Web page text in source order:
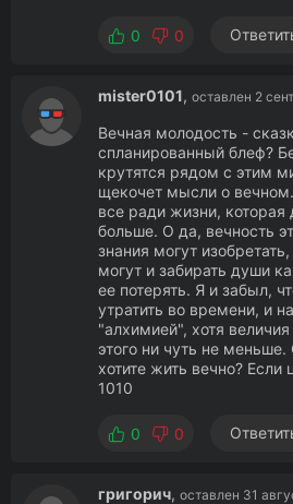
0 0
mister0101, оставлен 2
Вечная молодость -
спланированный блеф?
крутятся рядом с этим
щекочет мысли о
все ради жизни, которая
больше. О да, вечность
знания могут
могут и забирать души
ее потерять. Я и забыл,
утратить во времени, и
"алхимией", хотя
этого ни чуть не
хотите жить вечно? Если
1010
0 0
григорич, оставлен 31